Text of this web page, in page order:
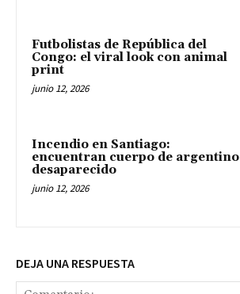
Futbolistas de República del
Congo: el viral look con animal
print
junio 12, 2026
Incendio en Santiago:
encuentran cuerpo de argentino
desaparecido
junio 12, 2026
DEJA UNA RESPUESTA